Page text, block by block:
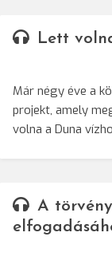
Lett
Már négy éve a
projekt, amely
volna a Duna
A